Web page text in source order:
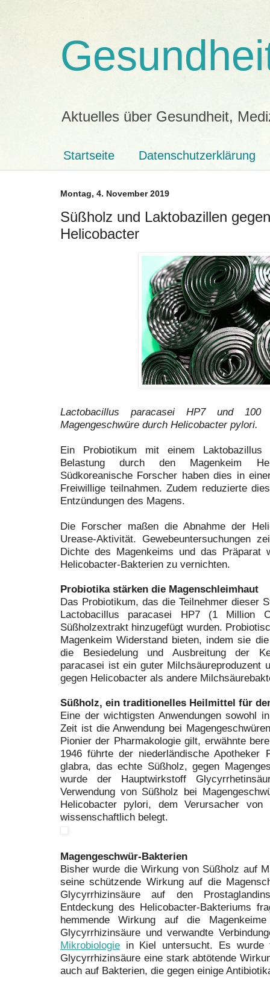
Aktuelles über Gesundheit,
Startseite Datenschutzerklärung
Montag, 4. November 2019
Süßholz und Laktobazillen
Helicobacter
Lactobacillus paracasei HP7 und 100
Magengeschwüre durch Helicobacter pylori.
Ein Probiotikum mit einem
Belastung durch den Magenkeim
Südkoreanische Forscher haben dies in
Freiwillige teilnahmen. Zudem reduzierte
Entzündungen des Magens.
Die Forscher maßen die Abnahme der
Urease-Aktivität. Gewebeuntersuchungen
Dichte des Magenkeims und das
Helicobacter-Bakterien zu vernichten.
Probiotika stärken die Magenschleimhaut
Das Probiotikum, das die Teilnehmer dieser
Lactobacillus paracasei HP7 (1 Million
Süßholzextrakt hinzugefügt wurden.
Magenkeim Widerstand bieten, indem sie
die Besiedelung und Ausbreitung der
paracasei ist ein guter Milchsäureproduzent
gegen Helicobacter als andere
Süßholz, ein traditionelles Heilmittel für
Eine der wichtigsten Anwendungen sowohl
Zeit ist die Anwendung bei
Pionier der Pharmakologie gilt, erwähnte
1946 führte der niederländische
glabra, das echte Süßholz, gegen
wurde der Hauptwirkstoff
Verwendung von Süßholz bei
Helicobacter pylori, dem Verursacher von
wissenschaftlich belegt.
Magengeschwür-Bakterien
Bisher wurde die Wirkung von Süßholz auf
seine schützende Wirkung auf die
Glycyrrhizinsäure auf den
Entdeckung des Helicobacter-Bakteriums
hemmende Wirkung auf die
Glycyrrhizinsäure und verwandte
Mikrobiologie in Kiel untersucht. Es wurde
Glycyrrhizinsäure eine stark abtötende
auch auf Bakterien, die gegen einige